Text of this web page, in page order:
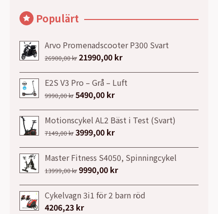
Populärt
Arvo Promenadscooter P300 Svart
26900,00kr Det
ursprungliga
priset
var:
21990,00 kr
nuvarande
priset
E2S V3 Pro – Grå – Luft
9990,00kr Det
ursprungliga
priset
var:
5490,00 kr
nuvarande
priset
Motionscykel AL2 Bäst i Test (Svart)
7149,00kr Det
ursprungliga
priset
var:
3999,00 kr
nuvarande
priset
är:
Master Fitness S4050, Spinningcykel
13999,00kr Det
ursprungliga
priset
var:
9990,00 kr
nuvarande
priset
Cykelvagn 3i1 för 2 barn röd
4206,23 kr